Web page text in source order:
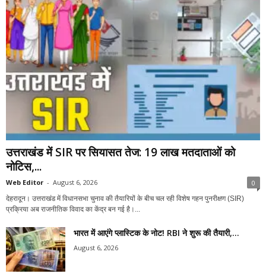
उत्तराखंड में SIR पर सियासत तेज: 19 लाख मतदाताओं को
नोटिस,...
Web Editor - August 6, 2026 0
देहरादून। उत्तराखंड में विधानसभा चुनाव की तैयारियों के बीच चल रही विशेष गहन पुनरीक्षण (SIR)
प्रक्रिया अब राजनीतिक विवाद का केंद्र बन गई है।...
भारत में आएंगे प्लास्टिक के नोट! RBI ने शुरू की तैयारी,...
August 6, 2026